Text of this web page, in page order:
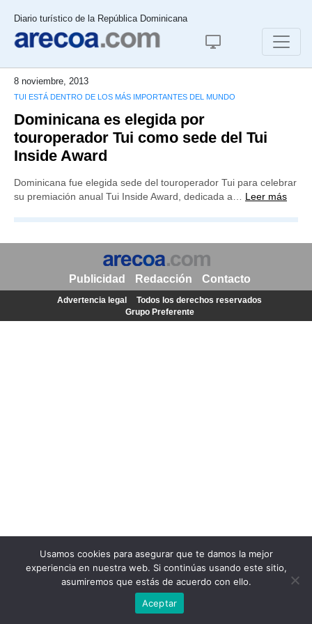
Diario turístico de la República Dominicana
8 noviembre, 2013
TUI ESTÁ DENTRO DE LOS MÁS IMPORTANTES DEL MUNDO
Dominicana es elegida por
touroperador Tui como sede del Tui
Inside Award
Dominicana fue elegida sede del touroperador Tui para celebrar
su premiación anual Tui Inside Award, dedicada a… Leer más
Usamos cookies para asegurar que te damos la mejor
experiencia en nuestra web. Si continúas usando este sitio,
asumiremos que estás de acuerdo con ello.
Aceptar
Publicidad Redacción Contacto
Advertencia legal
Todos los derechos reservados
Grupo Preferente